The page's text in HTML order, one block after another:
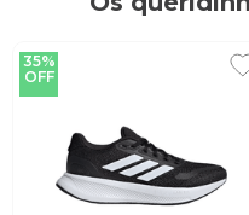
propósito e confiança.
35%
OFF